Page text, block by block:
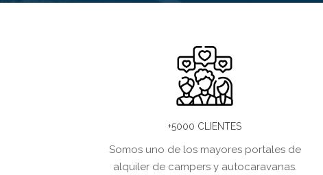
+5000 CLIENTES
Somos uno de los mayores portales de
alquiler de campers y autocaravanas.